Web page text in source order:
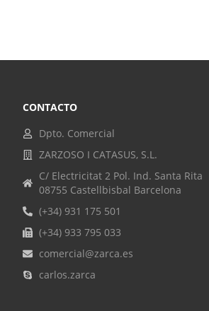
CONTACTO
Dpto. Comercial
ZARZOSO I CATASUS, S.L.
C/ Electricitat 2 Pol. Ind. Santa Rita
08755 Castellbisbal Barcelona
(+34) 931 175 501
(+34) 933 795 033
comercial@zarca.es
carlos.zarca